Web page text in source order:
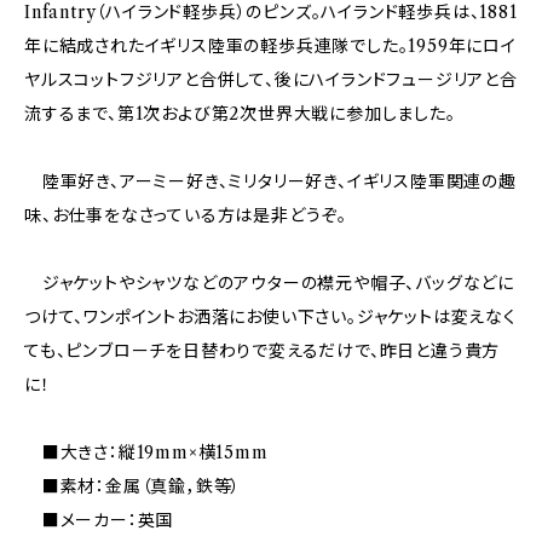
Infantry（ハイランド軽歩兵）のピンズ。ハイランド軽歩兵は、1881
年に結成されたイギリス陸軍の軽歩兵連隊でした。1959年にロイ
ヤルスコットフジリアと合併して、後にハイランドフュージリアと合
流するまで、第1次および第2次世界大戦に参加しました。
陸軍好き、アーミー好き、ミリタリー好き、イギリス陸軍関連の趣
味、お仕事をなさっている方は是非どうぞ。
ジャケットやシャツなどのアウターの襟元や帽子、バッグなどに
つけて、ワンポイントお洒落にお使い下さい。ジャケットは変えなく
ても、ピンブローチを日替わりで変えるだけで、昨日と違う貴方
に！
■大きさ：縦19mm×横15mm
■素材：金属（真鍮，鉄等）
■メーカー：英国